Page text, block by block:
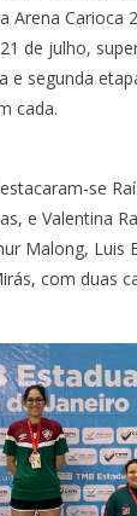
Arena Carioca
de julho,
e segunda
cada.
se
e Valentina
Malong, Luis
com duas